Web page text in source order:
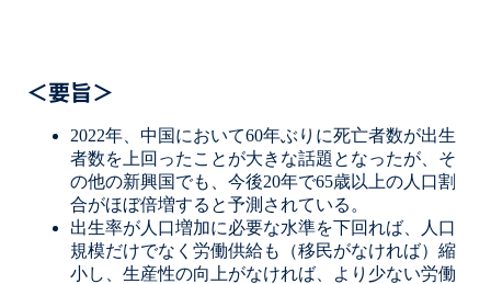
＜要旨＞
2022年、中国において60年ぶりに死亡者数が出生
者数を上回ったことが大きな話題となったが、そ
の他の新興国でも、今後20年で65歳以上の人口割
合がほぼ倍増すると予測されている。
出生率が人口増加に必要な水準を下回れば、人口
規模だけでなく労働供給も（移民がなければ）縮
小し、生産性の向上がなければ、より少ない労働